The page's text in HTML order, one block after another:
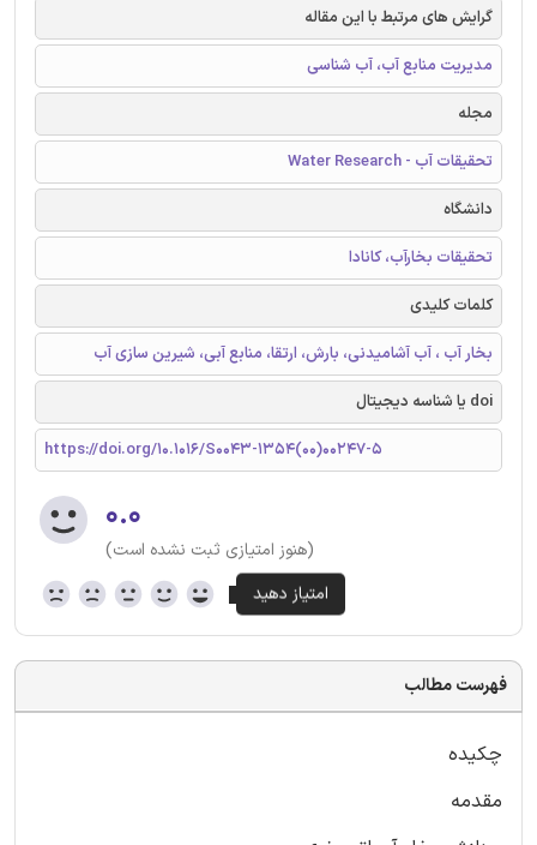
گرایش های مرتبط با این مقاله
مدیریت منابع آب، آب شناسی
مجله
تحقیقات آب - Water Research
دانشگاه
تحقیقات بخارآب، کانادا
کلمات کلیدی
بخار آب ، آب آشامیدنی، بارش، ارتقا، منابع آبی، شیرین سازی آب
doi یا شناسه دیجیتال
https://doi.org/10.1016/S0043-1354(00)00247-5
۰.۰
(هنوز امتیازی ثبت نشده است)
فهرست مطالب
چکیده
مقدمه